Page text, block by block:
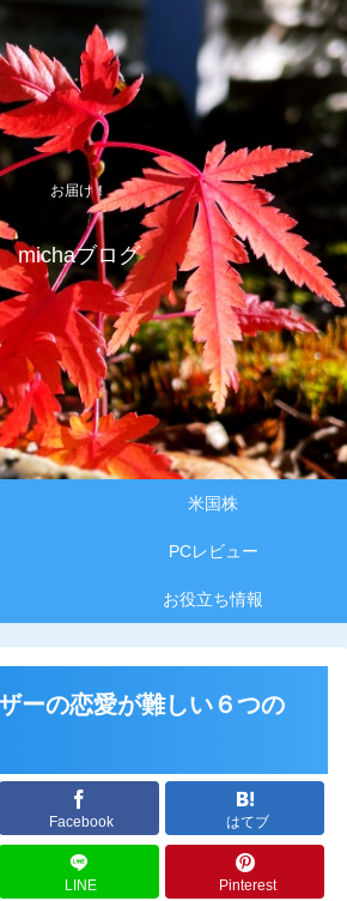
お届け！
michaブログ
米国株
PCレビュー
お役立ち情報
ーの恋愛が難しい６つの
Facebook はてブ
LINE Pinterest